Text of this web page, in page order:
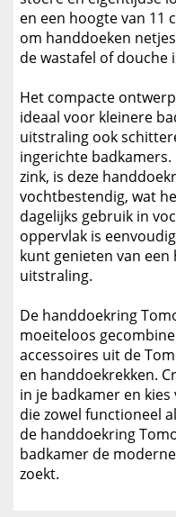
en een hoogte van 11
om handdoeken
de wastafel of douche
Het compacte
ideaal voor kleinere
uitstraling ook
ingerichte
zink, is deze
vochtbestendig, wat
dagelijks gebruik in
oppervlak is
kunt genieten van
uitstraling.
De handdoekring
moeiteloos
accessoires uit de
en handdoekrekken.
in je badkamer en
die zowel functioneel
de handdoekring
badkamer de
zoekt.